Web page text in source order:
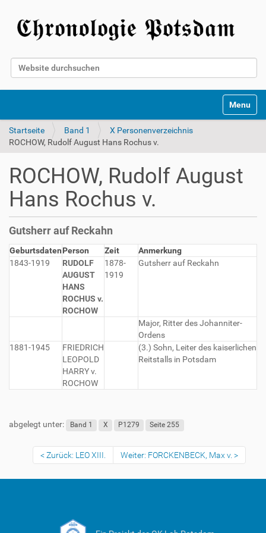
Website durchsuchen
Toggle
Startseite Band 1
X Personenverzeichnis
ROCHOW, Rudolf August Hans Rochus v.
ROCHOW, Rudolf August
Hans Rochus v.
Gutsherr auf Reckahn
GeburtsdatenPerson Zeit
Anmerkung
1843-1919
RUDOLF
AUGUST
HANS
ROCHUS v.
ROCHOW
1878-
1919
Gutsherr auf Reckahn
Major, Ritter des Johanniter-
Ordens
1881-1945
FRIEDRICH
LEOPOLD
HARRY v.
ROCHOW
(3.) Sohn, Leiter des kaiserlichen
Reitstalls in Potsdam
abgelegt unter: Band 1 X P1279 Seite 255
Zurück: LEO XIII. Weiter: FORCKENBECK, Max v.